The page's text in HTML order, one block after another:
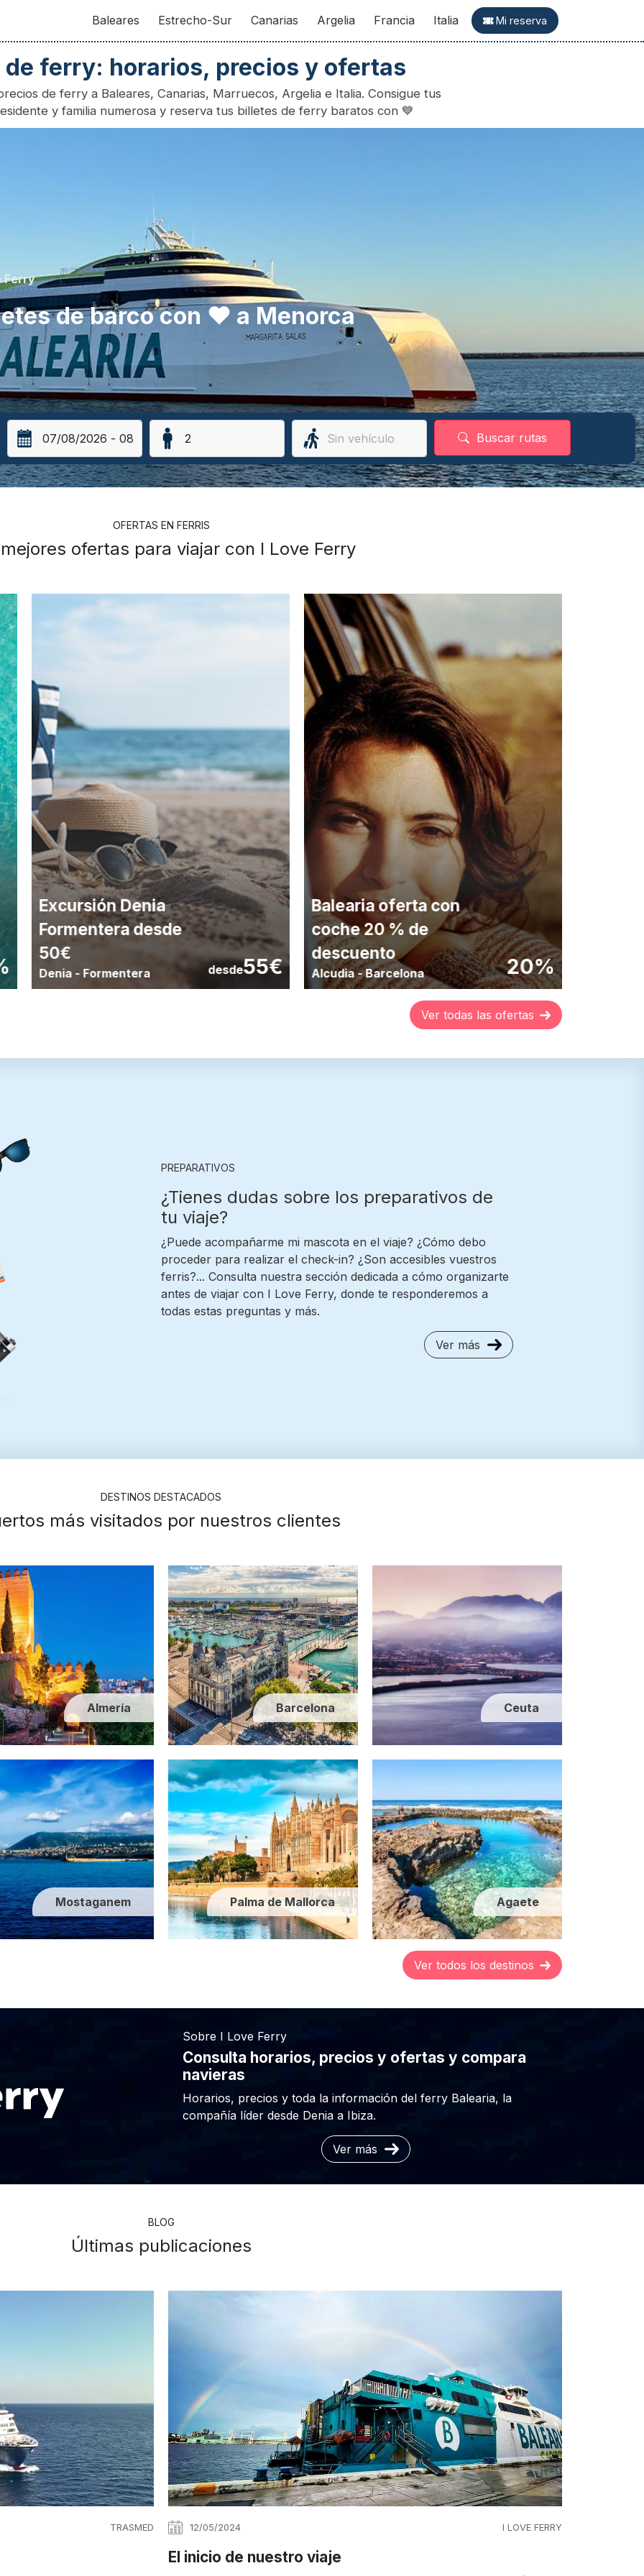
Baleares Estrecho-Sur Canarias Argelia Francia Italia Mi reserva
ferry: horarios, precios y ofertas
de ferry a Baleares, Canarias, Marruecos, Argelia e Italia. Consigue tus
y familia numerosa y reserva tus billetes de ferry baratos con 💙
Ferry
de barco con ❤ a Tanger
Buscar rutas
OFERTAS EN FERRIS
ofertas para viajar con I Love Ferry
Excursión Denia
Formentera desde
50€
Denia - Formentera desde55€
Balearia oferta con
coche 20 % de
descuento
Alcudia-Barcelona 20%
Ver todas las ofertas
PREPARATIVOS
¿Tienes dudas sobre los preparativos de
tu viaje?
¿Puede acompañarme mi mascota en el viaje? ¿Cómo debo
proceder para realizar el check-in? ¿Son accesibles vuestros
ferris?... Consulta nuestra sección dedicada a cómo organizarte
antes de viajar con I Love Ferry, donde te responderemos a
todas estas preguntas y más.
Ver más
DESTINOS DESTACADOS
más visitados por nuestros clientes
Almería Barcelona Ceuta
Mostaganem Palma de Mallorca Agaete
Ver todos los destinos
Sobre I Love Ferry
Consulta horarios, precios y ofertas y compara
navieras
Horarios, precios y toda la información del ferry Balearia, la
compañía líder desde Denia a Ibiza.
Ver más
BLOG
Últimas publicaciones
TRASMED 12/05/2024 I LOVE FERRY
El inicio de nuestro viaje